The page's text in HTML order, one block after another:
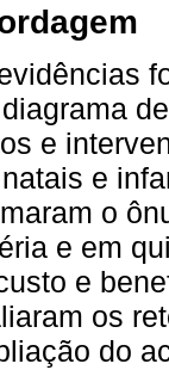
e
e
o
e em
e
os
do